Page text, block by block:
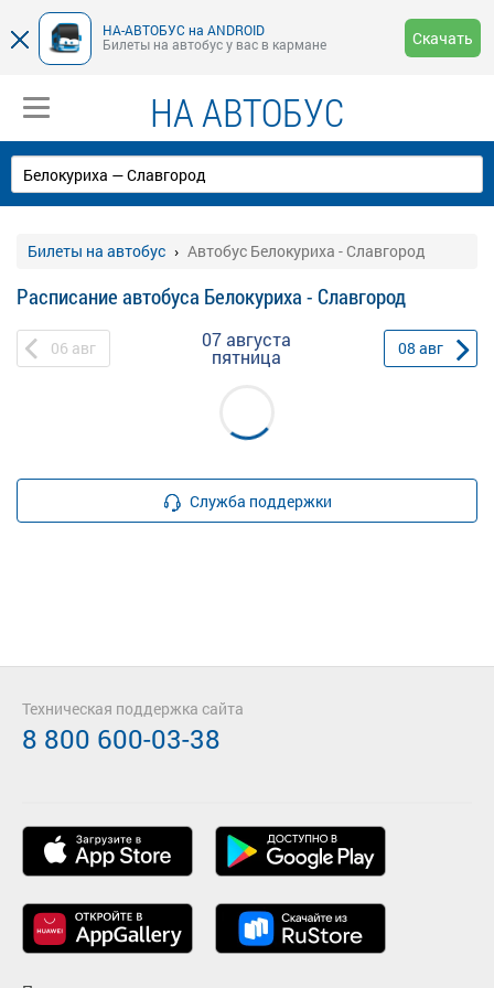
НА-АВТОБУС на ANDROID
Билеты на автобус у вас в кармане
Скачать
НА АВТОБУС
Билеты на автобус Автобус Белокуриха - Славгород
Расписание автобуса Белокуриха - Славгород
06 авг 07 августа
пятница 08 авг
Служба поддержки
Техническая поддержка сайта
8 800 600-03-38